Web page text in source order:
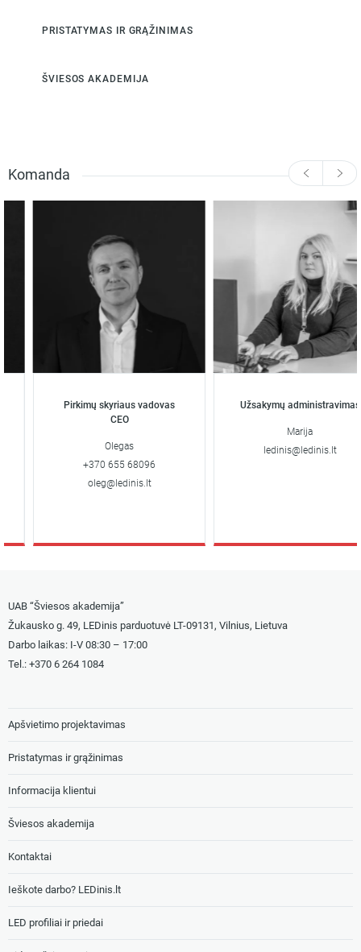
PRISTATYMAS IR GRĄŽINIMAS
ŠVIESOS AKADEMIJA
Komanda
Pirkimų skyriaus vadovas
CEO
Olegas
+370 655 68096
oleg@ledinis.lt
Užsakymų administravimas
Marija
ledinis@ledinis.lt
UAB “Šviesos akademija”
Žukausko g. 49, LEDinis parduotuvė LT-09131, Vilnius, Lietuva
Darbo laikas: I-V 08:30 – 17:00
Tel.: +370 6 264 1084
Apšvietimo projektavimas
Pristatymas ir grąžinimas
Informacija klientui
Šviesos akademija
Kontaktai
Ieškote darbo? LEDinis.lt
LED profiliai ir priedai